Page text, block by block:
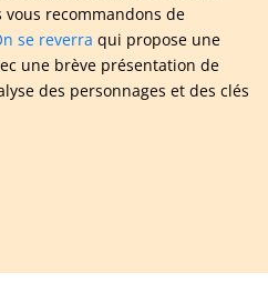
vous recommandons de
se reverra qui propose une
une brève présentation de
des personnages et des clés